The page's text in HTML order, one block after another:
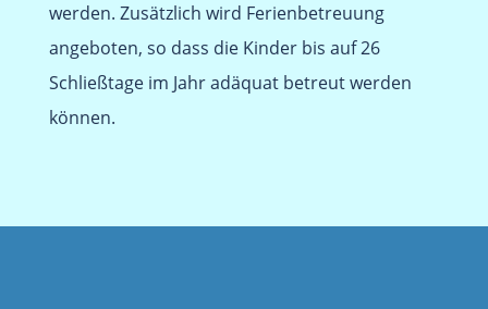
werden. Zusätzlich wird Ferienbetreuung
angeboten, so dass die Kinder bis auf 26
Schließtage im Jahr adäquat betreut werden
können.